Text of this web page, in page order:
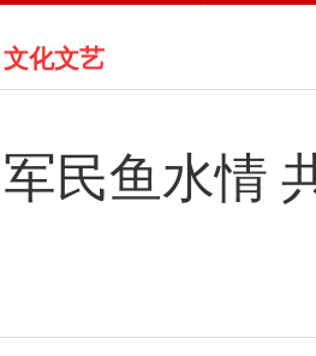
文化文艺
军民鱼水情